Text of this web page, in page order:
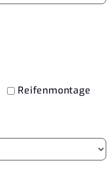
Reifenmontage